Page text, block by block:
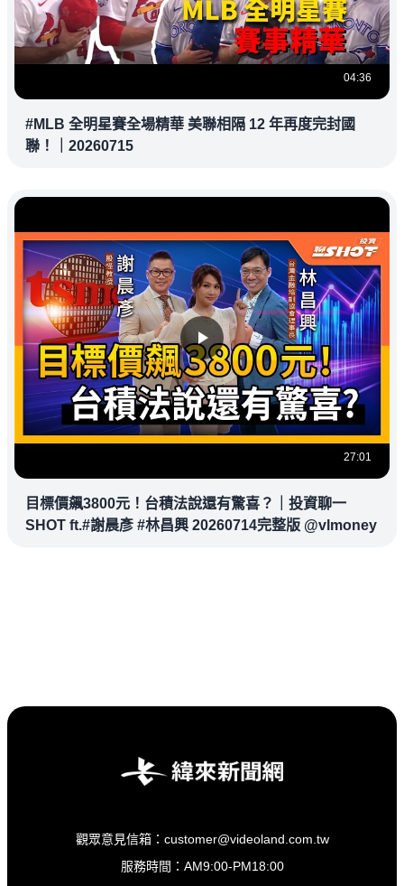
04:36
#MLB 全明星賽全場精華 美聯相隔 12 年再度完封國
聯！｜20260715
27:01
目標價飆3800元！台積法說還有驚喜？｜投資聊一
SHOT ft.#謝晨彥 #林昌興 20260714完整版 @vlmoney
觀眾意見信箱：customer@videoland.com.tw
服務時間：AM9:00-PM18:00